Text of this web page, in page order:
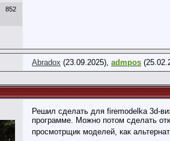
852
Abradox (23.09.2025), admpos
Решил сделать для firemodelka 3d-
программе. Можно потом сделать
просмотрщик моделей, как